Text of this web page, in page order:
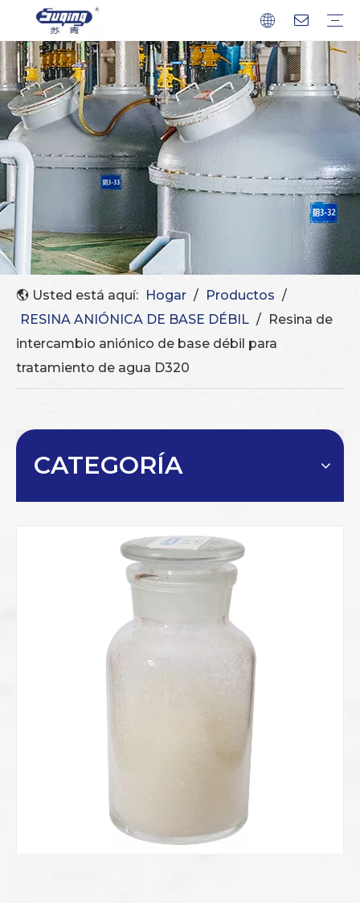
Usted está aquí: Hogar / Productos /
RESINA ANIÓNICA DE BASE DÉBIL / Resina de
intercambio aniónico de base débil para
tratamiento de agua D320
CATEGORÍA